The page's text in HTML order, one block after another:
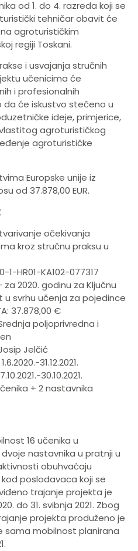
od 1. do 4. razreda koji se
tehničar obavit će
agroturističkim
regiji Toskani.
i usvajanja stručnih
učenicima će
i profesionalnih
će iskustvo stečeno u
ideje, primjerice,
agroturističkog
agroturističke
Europske unije iz
od 37.878,00 EUR.
očekivanja
kroz stručnu praksu u
1-HR01-KA102-077317
za 2020. godinu za Ključnu
u svrhu učenja za pojedince
37.878,00 €
Srednja poljoprivredna i
Josip Jelčić
31.12.2021.
30.10.2021.
+ 2 nastavnika
16 učenika u
nastavnika u pratnji u
obuhvaćaju
poslodavaca koji se
trajanje projekta je
do 31. svibnja 2021. Zbog
projekta produženo je
sama mobilnost planirana